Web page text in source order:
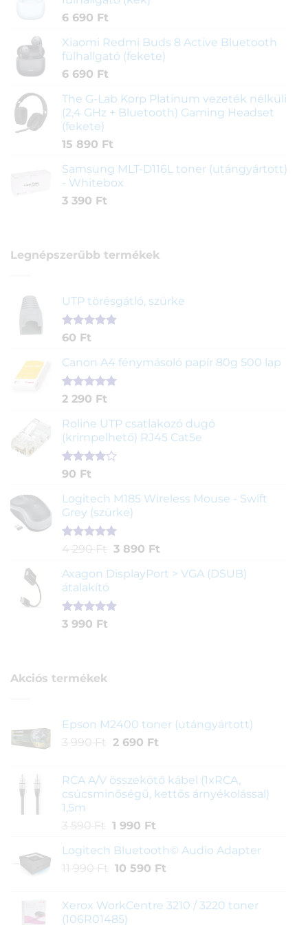
6 690 Ft
Xiaomi Redmi Buds 8 Active Bluetooth
fülhallgató (fekete)
6 690 Ft
The G-Lab Korp Platinum vezeték nélküli
(2,4 GHz + Bluetooth) Gaming Headset
(fekete)
15 890 Ft
Samsung MLT-D116L toner (utángyártott)
- Whitebox
3 390 Ft
Legnépszerűbb termékek
UTP törésgátló, szürke
Értékelés
ből,
1
értékelés
alapján
60 Ft
Canon A4 fénymásoló papír 80g 500 lap
Értékelés
ből,
2
értékelés
alapján
2 290 Ft
Roline UTP csatlakozó dugó
(krimpelhető) RJ45 Cat5e
Értékelés
5-ből,
2
értékelés
alapján
90 Ft
Logitech M185 Wireless Mouse - Swift
Grey (szürke)
Értékelés
ből,
1
értékelés
alapján
4 290 Ft
Original
was:
290 Ft.
3 890 FtCurrent
is:
Axagon DisplayPort > VGA (DSUB)
átalakító
Értékelés
1
3 990 Ft
Akciós termékek
Epson M2400 toner (utángyártott)
3 990 Ft
Original
3
990 Ft.
2 690 FtCurrent
2
690 Ft.
RCA A/V összekötő kábel (1xRCA,
csúcsminőségű, kettős árnyékolással)
1,5m
3 590 Ft
Original
was:
3
1 990 FtCurrent
is:
1
Logitech Bluetooth© Audio Adapter
11 990 Ft
Original
11
10 590 FtCurrent
10
Xerox WorkCentre 3210 / 3220 toner
(106R01485)